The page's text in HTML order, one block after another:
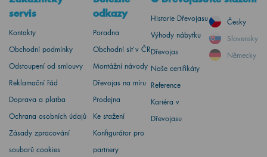
servis
Kontakty
Obchodní podmínky
Odstoupení od smlouvy
Reklamační řád
Doprava a platba
Ochrana osobních údajů
Zásady zpracování
souborů cookies
odkazy
Poradna
Obchodní síť v ČR
Montážní návody
Dřevojas na míru
Prodejna
Ke stažení
Konfigurátor pro
partnery
Historie Dřevojasu
Výhody nábytku
Dřevojas
Naše certifikáty
Reference
Kariéra v
Dřevojasu
Česky
Slovensky
Německy